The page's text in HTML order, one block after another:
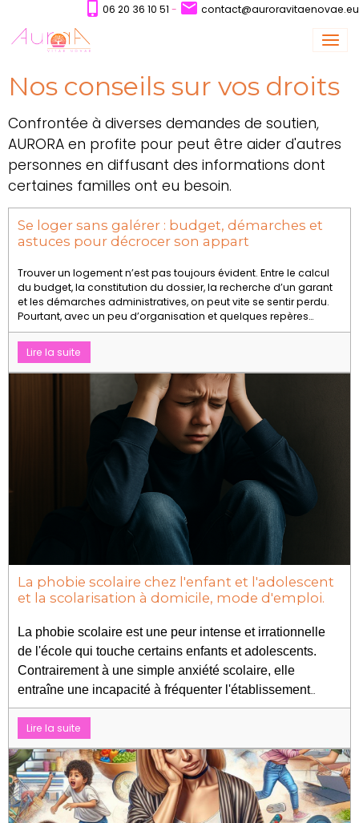
06 20 36 10 51 - contact@auroravitaenovae.eu
Nos conseils sur vos droits
Confrontée à diverses demandes de soutien,
AURORA en profite pour peut être aider d'autres
personnes en diffusant des informations dont
certaines familles ont eu besoin.
Se loger sans galérer : budget, démarches et
astuces pour décrocer son appart
Trouver un logement n’est pas toujours évident. Entre le calcul
du budget, la constitution du dossier, la recherche d’un garant
et les démarches administratives, on peut vite se sentir perdu.
Pourtant, avec un peu d’organisation et quelques repères
essentiels, il est possible de s’y retrouver et de gagner en
efficacité. Cet article propose un guide pratique pour
comprendre les étapes clés : définir son budget, préparer son
dossier, savoir ce qu’est une caution solidaire et découvrir les
aides existantes pour faciliter l’accès au logement.
Lire la suite
La phobie scolaire chez l'enfant et l'adolescent
et la scolarisation à domicile, mode d'emploi.
La phobie scolaire est une peur intense et irrationnelle
de l'école qui touche certains enfants et adolescents.
Contrairement à une simple anxiété scolaire, elle
entraîne une incapacité à fréquenter l'établissement
malgré la volonté de bien faire.
Lire la suite